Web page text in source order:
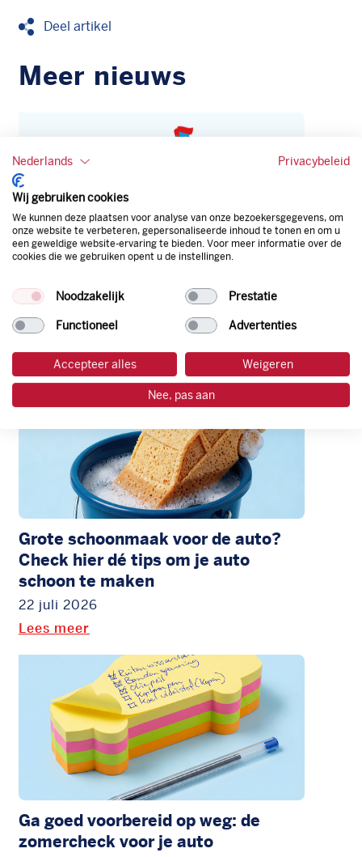
Deel artikel
Meer nieuws
van een tankpas?
28 juli 2026
Grote schoonmaak voor de auto?
Check hier dé tips om je auto
schoon te maken
22 juli 2026
Lees meer
Ga goed voorbereid op weg: de
zomercheck voor je auto
Nederlands Privacybeleid
Wij gebruiken cookies
We kunnen deze plaatsen voor analyse van onze bezoekersgegevens, om
onze website te verbeteren, gepersonaliseerde inhoud te tonen en om u
een geweldige website-ervaring te bieden. Voor meer informatie over de
cookies die we gebruiken opent u de instellingen.
Noodzakelijk Prestatie
Functioneel Advertenties
Accepteer alles Weigeren
Nee, pas aan